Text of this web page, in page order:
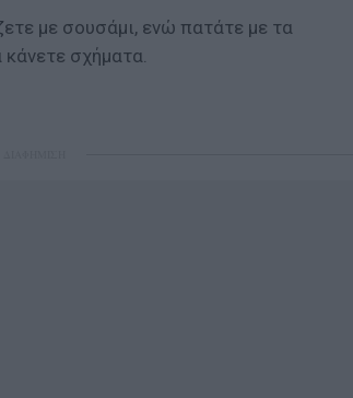
με σουσάμι, ενώ πατάτε με τα
κάνετε σχήματα.